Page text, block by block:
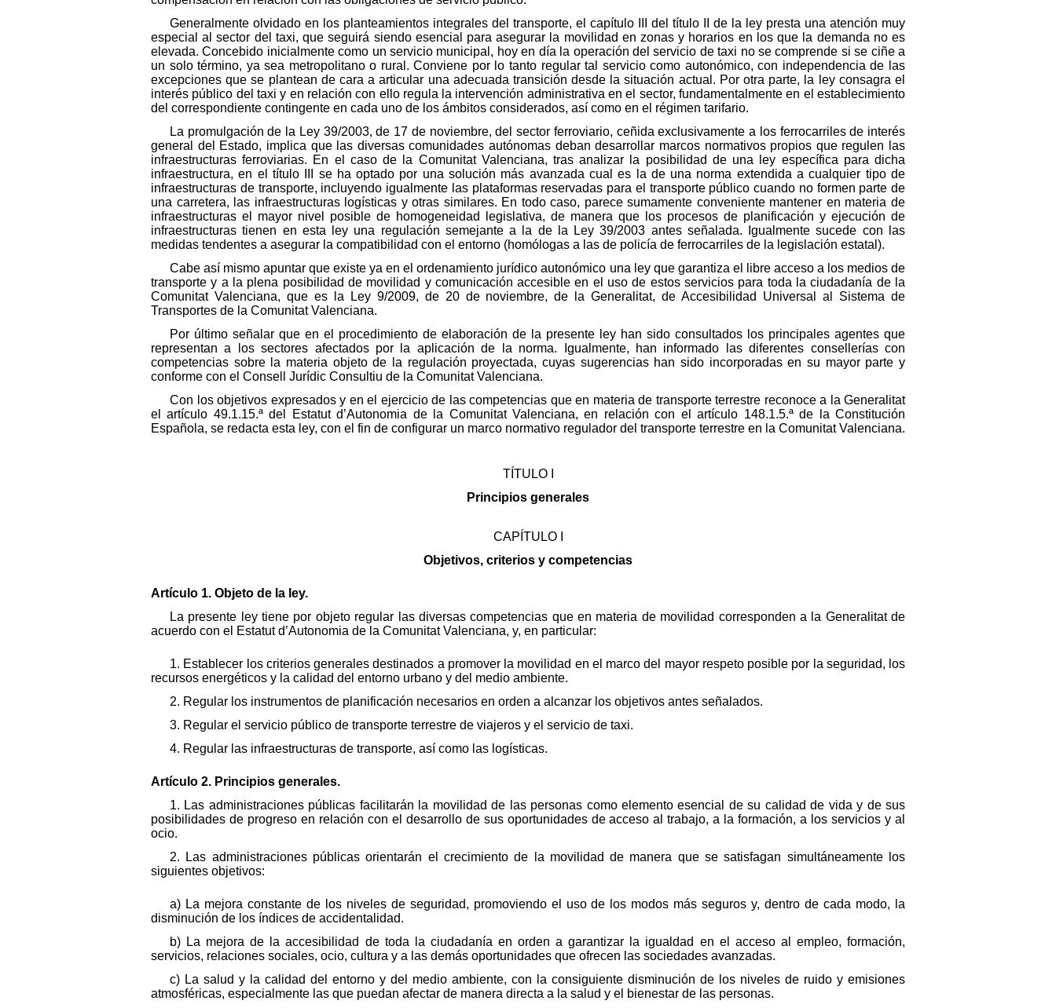
Generalmente olvidado en los planteamientos integrales del transporte, el capítulo III del título II de la ley presta una atención muy
especial al sector del taxi, que seguirá siendo esencial para asegurar la movilidad en zonas y horarios en los que la demanda no es
elevada. Concebido inicialmente como un servicio municipal, hoy en día la operación del servicio de taxi no se comprende si se ciñe a
un solo término, ya sea metropolitano o rural. Conviene por lo tanto regular tal servicio como autonómico, con independencia de las
excepciones que se plantean de cara a articular una adecuada transición desde la situación actual. Por otra parte, la ley consagra el
interés público del taxi y en relación con ello regula la intervención administrativa en el sector, fundamentalmente en el establecimiento
del correspondiente contingente en cada uno de los ámbitos considerados, así como en el régimen tarifario.
La promulgación de la Ley 39/2003, de 17 de noviembre, del sector ferroviario, ceñida exclusivamente a los ferrocarriles de interés
general del Estado, implica que las diversas comunidades autónomas deban desarrollar marcos normativos propios que regulen las
infraestructuras ferroviarias. En el caso de la Comunitat Valenciana, tras analizar la posibilidad de una ley específica para dicha
infraestructura, en el título III se ha optado por una solución más avanzada cual es la de una norma extendida a cualquier tipo de
infraestructuras de transporte, incluyendo igualmente las plataformas reservadas para el transporte público cuando no formen parte de
una carretera, las infraestructuras logísticas y otras similares. En todo caso, parece sumamente conveniente mantener en materia de
infraestructuras el mayor nivel posible de homogeneidad legislativa, de manera que los procesos de planificación y ejecución de
infraestructuras tienen en esta ley una regulación semejante a la de la Ley 39/2003 antes señalada. Igualmente sucede con las
medidas tendentes a asegurar la compatibilidad con el entorno (homólogas a las de policía de ferrocarriles de la legislación estatal).
Cabe así mismo apuntar que existe ya en el ordenamiento jurídico autonómico una ley que garantiza el libre acceso a los medios de
transporte y a la plena posibilidad de movilidad y comunicación accesible en el uso de estos servicios para toda la ciudadanía de la
Comunitat Valenciana, que es la Ley 9/2009, de 20 de noviembre, de la Generalitat, de Accesibilidad Universal al Sistema de
Transportes de la Comunitat Valenciana.
Por último señalar que en el procedimiento de elaboración de la presente ley han sido consultados los principales agentes que
representan a los sectores afectados por la aplicación de la norma. Igualmente, han informado las diferentes consellerías con
competencias sobre la materia objeto de la regulación proyectada, cuyas sugerencias han sido incorporadas en su mayor parte y
conforme con el Consell Jurídic Consultiu de la Comunitat Valenciana.
Con los objetivos expresados y en el ejercicio de las competencias que en materia de transporte terrestre reconoce a la Generalitat
el artículo 49.1.15.ª del Estatut d’Autonomia de la Comunitat Valenciana, en relación con el artículo 148.1.5.ª de la Constitución
Española, se redacta esta ley, con el fin de configurar un marco normativo regulador del transporte terrestre en la Comunitat Valenciana.
TÍTULO I
Principios generales
CAPÍTULO I
Objetivos, criterios y competencias
Artículo 1. Objeto de la ley.
La presente ley tiene por objeto regular las diversas competencias que en materia de movilidad corresponden a la Generalitat de
acuerdo con el Estatut d’Autonomia de la Comunitat Valenciana, y, en particular:
1. Establecer los criterios generales destinados a promover la movilidad en el marco del mayor respeto posible por la seguridad, los
recursos energéticos y la calidad del entorno urbano y del medio ambiente.
2. Regular los instrumentos de planificación necesarios en orden a alcanzar los objetivos antes señalados.
3. Regular el servicio público de transporte terrestre de viajeros y el servicio de taxi.
4. Regular las infraestructuras de transporte, así como las logísticas.
Artículo 2. Principios generales.
1. Las administraciones públicas facilitarán la movilidad de las personas como elemento esencial de su calidad de vida y de sus
posibilidades de progreso en relación con el desarrollo de sus oportunidades de acceso al trabajo, a la formación, a los servicios y al
ocio.
2. Las administraciones públicas orientarán el crecimiento de la movilidad de manera que se satisfagan simultáneamente los
siguientes objetivos:
a) La mejora constante de los niveles de seguridad, promoviendo el uso de los modos más seguros y, dentro de cada modo, la
disminución de los índices de accidentalidad.
b) La mejora de la accesibilidad de toda la ciudadanía en orden a garantizar la igualdad en el acceso al empleo, formación,
servicios, relaciones sociales, ocio, cultura y a las demás oportunidades que ofrecen las sociedades avanzadas.
c) La salud y la calidad del entorno y del medio ambiente, con la consiguiente disminución de los niveles de ruido y emisiones
atmosféricas, especialmente las que puedan afectar de manera directa a la salud y el bienestar de las personas.